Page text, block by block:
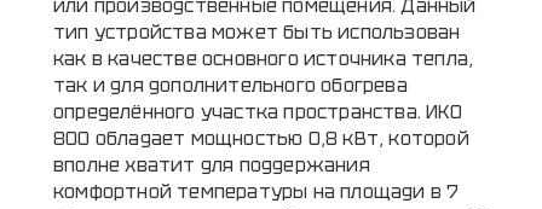
или производственные помещения. Данный
тип устройства может быть использован
как в качестве основного источника тепла,
так и для дополнительного обогрева
определённого участка пространства. ИКО
800 обладает мощностью 0,8 кВт, которой
вполне хватит для поддержания
комфортной температуры на площади в 7